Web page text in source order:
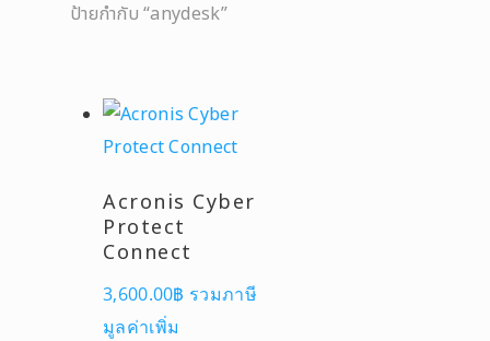
ป้ายกำกับ “anydesk”
Acronis Cyber
Protect
Connect
3,600.00฿ รวมภาษี
มูลค่าเพิ่ม